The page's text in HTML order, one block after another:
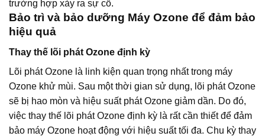
trường hợp xảy ra sự cố.
Bảo trì và bảo dưỡng Máy Ozone để đảm bảo
hiệu quả
Thay thế lõi phát Ozone định kỳ
Lõi phát Ozone là linh kiện quan trọng nhất trong máy
Ozone khử mùi. Sau một thời gian sử dụng, lõi phát Ozone
sẽ bị hao mòn và hiệu suất phát Ozone giảm dần. Do đó,
việc thay thế lõi phát Ozone định kỳ là rất cần thiết để đảm
bảo máy Ozone hoạt động với hiệu suất tối đa. Chu kỳ thay